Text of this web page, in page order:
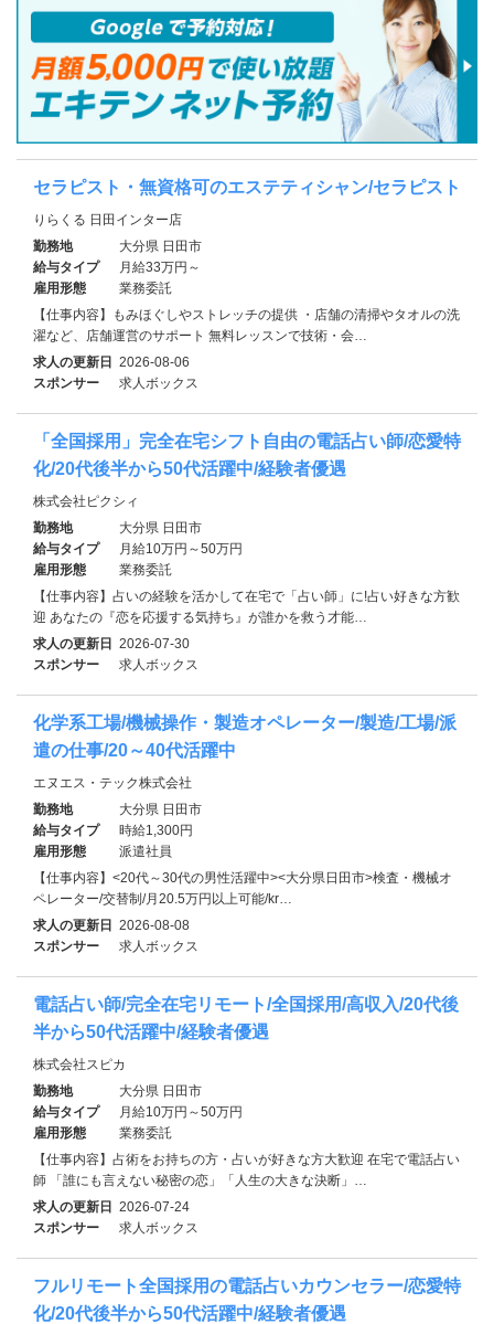
セラピスト・無資格可のエステティシャン/セラピスト
りらくる 日田インター店
勤務地
大分県 日田市
給与タイプ
月給33万円～
雇用形態
業務委託
【仕事内容】もみほぐしやストレッチの提供 ・店舗の清掃やタオルの洗
濯など、店舗運営のサポート 無料レッスンで技術・会…
求人の更新日 2026-08-06
スポンサー
求人ボックス
「全国採用」完全在宅シフト自由の電話占い師/恋愛特
化/20代後半から50代活躍中/経験者優遇
株式会社ピクシィ
勤務地
大分県 日田市
給与タイプ
月給10万円～50万円
雇用形態
業務委託
【仕事内容】占いの経験を活かして在宅で「占い師」に!占い好きな方歓
迎 あなたの『恋を応援する気持ち』が誰かを救う才能…
求人の更新日 2026-07-30
スポンサー
求人ボックス
化学系工場/機械操作・製造オペレーター/製造/工場/派
遣の仕事/20～40代活躍中
エヌエス・テック株式会社
勤務地
大分県 日田市
給与タイプ
時給1,300円
雇用形態
派遣社員
【仕事内容】<20代～30代の男性活躍中><大分県日田市>検査・機械オ
ペレーター/交替制/月20.5万円以上可能/kr…
求人の更新日 2026-08-08
スポンサー
求人ボックス
電話占い師/完全在宅リモート/全国採用/高収入/20代後
半から50代活躍中/経験者優遇
株式会社スピカ
勤務地
大分県 日田市
給与タイプ
月給10万円～50万円
雇用形態
業務委託
【仕事内容】占術をお持ちの方・占いが好きな方大歓迎 在宅で電話占い
師 「誰にも言えない秘密の恋」「人生の大きな決断」…
求人の更新日 2026-07-24
スポンサー
求人ボックス
フルリモート全国採用の電話占いカウンセラー/恋愛特
化/20代後半から50代活躍中/経験者優遇